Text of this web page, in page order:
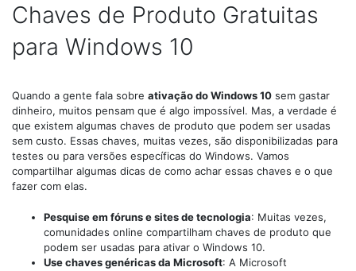
Chaves de Produto Gratuitas
para Windows 10
Quando a gente fala sobre ativação do Windows 10 sem gastar
dinheiro, muitos pensam que é algo impossível. Mas, a verdade é
que existem algumas chaves de produto que podem ser usadas
sem custo. Essas chaves, muitas vezes, são disponibilizadas para
testes ou para versões específicas do Windows. Vamos
compartilhar algumas dicas de como achar essas chaves e o que
fazer com elas.
Pesquise em fóruns e sites de tecnologia: Muitas vezes,
comunidades online compartilham chaves de produto que
podem ser usadas para ativar o Windows 10.
Use chaves genéricas da Microsoft: A Microsoft